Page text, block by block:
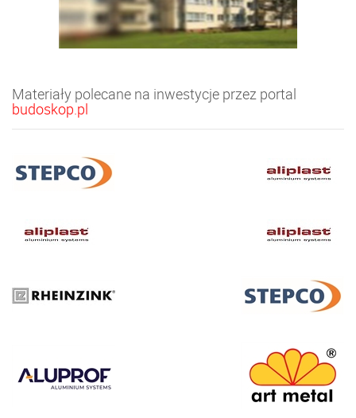
Materiały polecane na inwestycje przez portal
budoskop.pl